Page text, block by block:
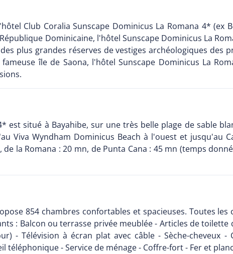
Club Coralia Sunscape Dominicus La Romana 4* (ex
Dominicaine, l'hôtel Sunscape Dominicus La
plus grandes réserves de vestiges archéologiques des
île de Saona, l'hôtel Sunscape Dominicus La
est situé à Bayahibe, sur une très belle plage de sable
Viva Wyndham Dominicus Beach à l'ouest et jusqu'au
la Romana : 20 mn, de Punta Cana : 45 mn (temps
854 chambres confortables et spacieuses. Toutes
: Balcon ou terrasse privée meublée - Articles de toilette
- Télévision à écran plat avec câble - Sèche-cheveux -
téléphonique - Service de ménage - Coffre-fort - Fer et